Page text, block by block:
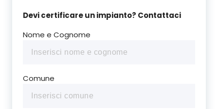
Devi certificare un impianto? Contattaci
Nome e Cognome
Comune